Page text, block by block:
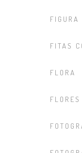
FIGURA
FITAS
FLORA
FLORES